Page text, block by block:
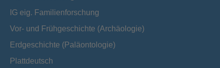
IG eig. Familienforschung
Vor- und Frühgeschichte (Archäologie)
Erdgeschichte (Paläontologie)
Plattdeutsch